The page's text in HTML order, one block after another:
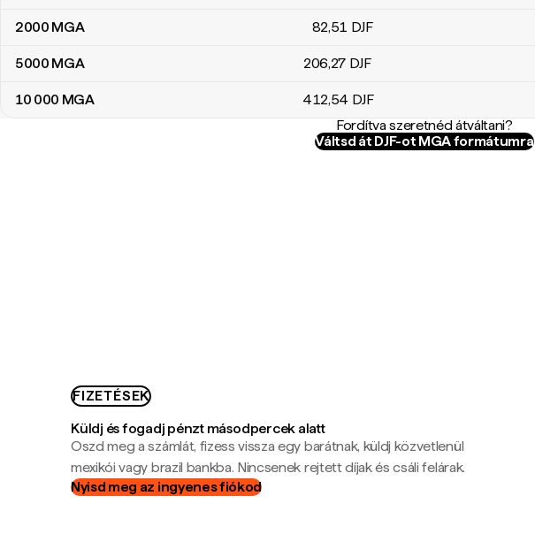
2000 MGA 82,51 DJF
5000 MGA 206,27 DJF
10 000 MGA 412,54 DJF
Fordítva szeretnéd átváltani?
Váltsd át DJF-ot MGA formátumra
FIZETÉSEK
Küldj és fogadj pénzt másodpercek alatt
Oszd meg a számlát, fizess vissza egy barátnak, küldj közvetlenül
mexikói vagy brazil bankba. Nincsenek rejtett díjak és csáli felárak.
Nyisd meg az ingyenes fiókod